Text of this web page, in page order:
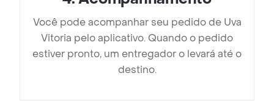
Você pode acompanhar seu pedido de Uva
Vitoria pelo aplicativo. Quando o pedido
estiver pronto, um entregador o levará até o
destino.